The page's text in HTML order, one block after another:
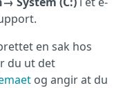
en sak hos
du ut det
og angir at du